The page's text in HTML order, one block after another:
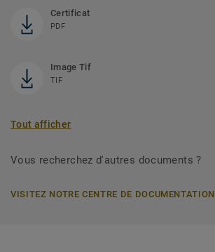
Certificat
PDF
Image Tif
TIF
Tout afficher
Vous recherchez d'autres documents ?
VISITEZ NOTRE CENTRE DE DOCUMENTATION